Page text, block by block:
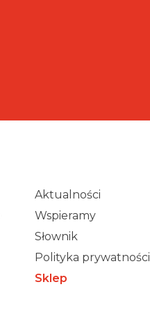
Aktualności
Wspieramy
Słownik
Polityka prywatności
Sklep